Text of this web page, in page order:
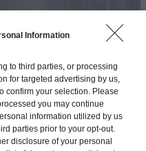
Information
to third parties, or processing
for targeted advertising by us,
confirm your selection. Please
you may continue
information utilized by us
parties prior to your opt-out.
disclosure of your personal
un rôle capital dans
. Dès la phase de
les vents dominants, la